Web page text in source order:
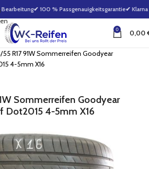
✔ 100 % Passgenauigkeitsgarantie✔ Klarna
0 0,00
R17 91W Sommerreifen Goodyear
4-5mm X16
Sommerreifen Goodyear
Dot2015 4-5mm X16